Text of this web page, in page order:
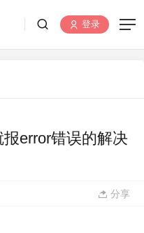
登录
error错误的解决
分享